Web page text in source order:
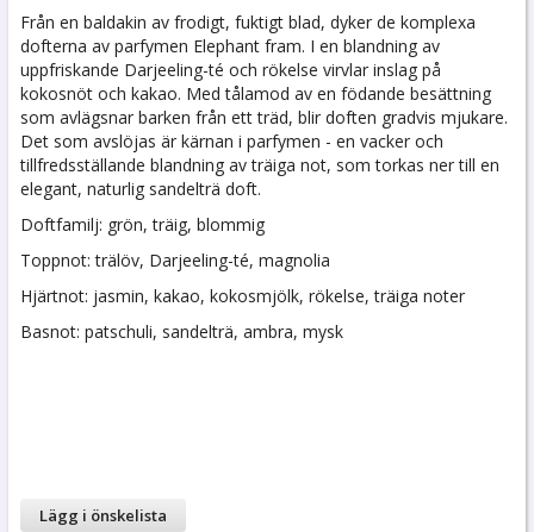
Från en baldakin av frodigt, fuktigt blad, dyker de komplexa
dofterna av parfymen Elephant fram. I en blandning av
uppfriskande Darjeeling-té och rökelse virvlar inslag på
kokosnöt och kakao. Med tålamod av en födande besättning
som avlägsnar barken från ett träd, blir doften gradvis mjukare.
Det som avslöjas är kärnan i parfymen - en vacker och
tillfredsställande blandning av träiga not, som torkas ner till en
elegant, naturlig sandelträ doft.
Doftfamilj: grön, träig, blommig
Toppnot: trälöv, Darjeeling-té, magnolia
Hjärtnot: jasmin, kakao, kokosmjölk, rökelse, träiga noter
Basnot: patschuli, sandelträ, ambra, mysk
Lägg i önskelista